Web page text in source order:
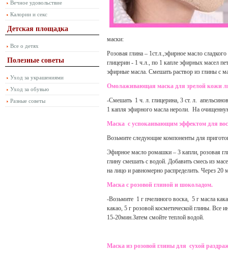
Вечное удовольствие
Калории и секс
Детская площадка
Все о детях
Полезные советы
Уход за украшениями
Уход за обувью
Разные советы
маски:
Розовая глина – 1ст.л.,эфирное масло
глицерин - 1 ч.л., по 1 капле эфирных масел
эфирные масла. Смешать раствор из глины с
Омолаживающая маска для зрелой кожи
-Смешать 1 ч. л. глицерина, 3 ст. л.
1 капля эфирного масла нероли. На
Маска с успокаивающим эффектом для
Возьмите следующие компоненты для
Эфирное масло ромашки – 3 капли, розовая
глину смешать с водой. Добавить смесь из
на лицо и равномерно распределить. Через
Маска с розовой глиной и шоколадом.
-Возьмите 1 г пчелиного воска, 5 г масла
какао, 5 г розовой косметической глины. Все
15-20мин.Затем смойте теплой водой.
Маска из розовой глины для сухой